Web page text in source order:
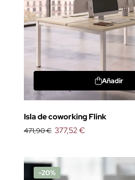
Añadir
Isla de coworking Flink
471,90 € 377,52 €
-20%